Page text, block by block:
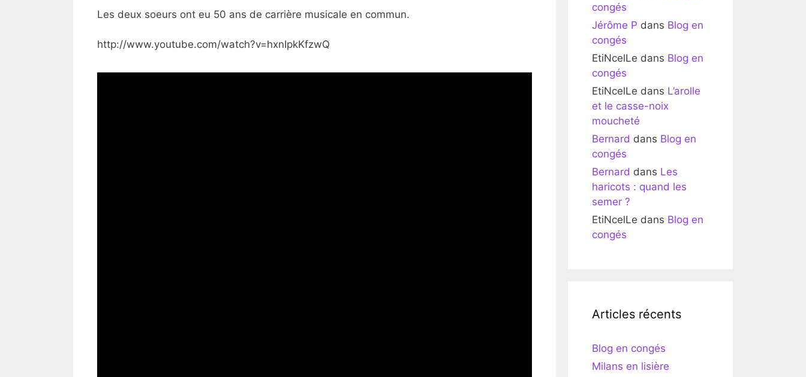
Les deux soeurs ont eu 50 ans de carrière musicale en commun.
http://www.youtube.com/watch?v=hxnIpkKfzwQ
congés
Jérôme P dans Blog en
congés
EtiNcelLe dans Blog en
congés
EtiNcelLe dans L’arolle
et le casse-noix
moucheté
Bernard dans Blog en
congés
Bernard dans Les
haricots : quand les
semer ?
EtiNcelLe dans Blog en
congés
Articles récents
Blog en congés
Milans en lisière